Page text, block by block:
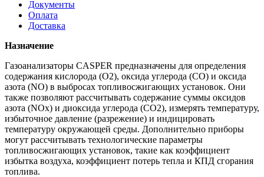
Документы
Оплата
Доставка
Назначение
Газоанализаторы CASPER предназначены для определения
содержания кислорода (О2), оксида углерода (СО) и оксида
азота (NO) в выбросах топливосжигающих установок. Они
также позволяют рассчитывать содержание суммы оксидов
азота (NOx) и диоксида углерода (СО2), измерять температуру,
избыточное давление (разрежение) и индицировать
температуру окружающей среды. Дополнительно приборы
могут рассчитывать технологические параметры
топливосжигающих установок, такие как коэффициент
избытка воздуха, коэффициент потерь тепла и КПД сгорания
топлива.